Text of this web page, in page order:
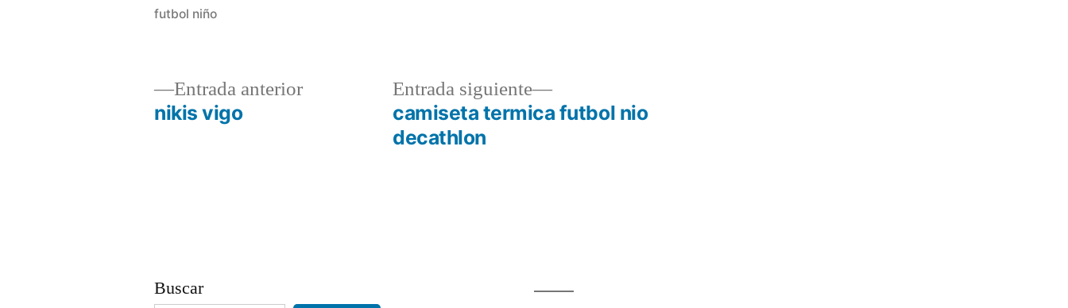
futbol niño
Navegación
Entrada anteriorEntrada
nikis vigo
Entrada siguiente
Entrada
siguiente:
camiseta termica futbol nio
decathlon
Buscar